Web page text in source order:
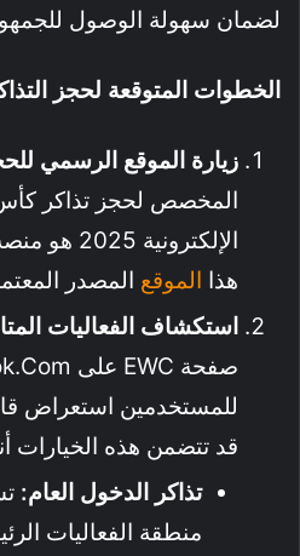
لضمان سهولة الوصول
الخطوات المتوقعة لحجز
زيارة الموقع الرسمي
المخصص لحجز تذاكر كأس
هذا الموقع المصدر
استكشاف الفعاليات
للمستخدمين استعراض
قد تتضمن هذه الخيارات
تذاكر الدخول العام:
منطقة الفعاليات